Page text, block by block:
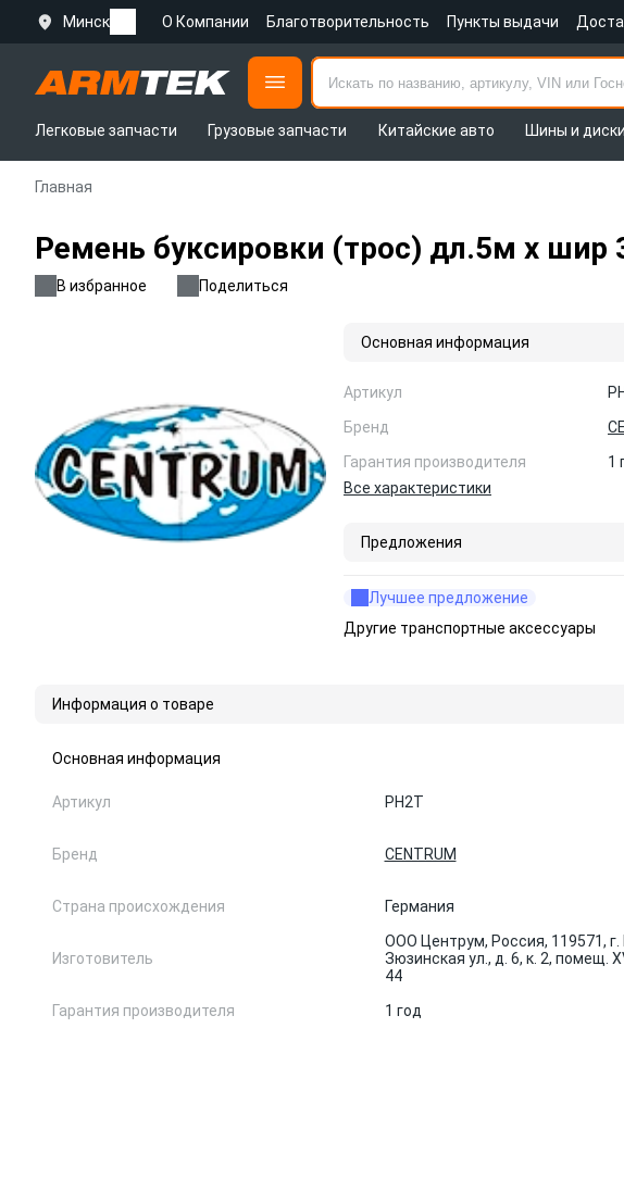
Минск О Компании Благотворительность Пункты выдачи
Легковые запчасти
Грузовые запчасти Китайские авто Шины и диски
Главная
Ремень буксировки (трос) дл.5м x шир
В избранное Поделиться
Основная информация
Артикул
Бренд
Гарантия производителя
1
Все характеристики
Предложения
Лучшее предложение
Другие транспортные аксессуары
Информация о товаре
Основная информация
Артикул PH2T
Бренд CENTRUM
Страна происхождения Германия
Изготовитель
ООО Центрум, Россия, 119571, г.
Зюзинская ул., д. 6, к. 2, помещ.
44
Гарантия производителя
1 год